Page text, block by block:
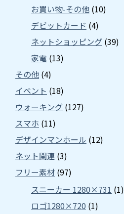
お買い物-その他 (10)
デビットカード (4)
ネットショッピング (39)
家電 (13)
その他 (4)
イベント (18)
ウォーキング (127)
スマホ (11)
デザインマンホール (12)
ネット関連 (3)
フリー素材 (97)
スニーカー 1280×731 (1)
ロゴ1280×720 (1)